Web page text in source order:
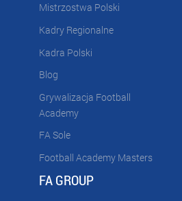
Mistrzostwa Polski
Kadry Regionalne
Kadra Polski
Blog
Grywalizacja Football
Academy
FA Sole
Football Academy Masters
FA GROUP